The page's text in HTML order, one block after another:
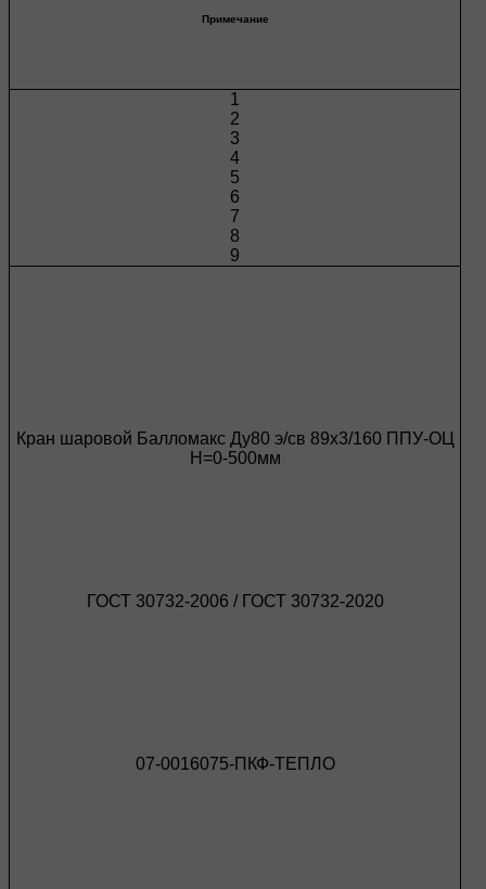
Примечание
1
2
3
4
5
6
7
8
9
Кран шаровой Балломакс Ду80 э/св 89х3/160 ППУ-ОЦ
H=0-500мм
ГОСТ 30732-2006 / ГОСТ 30732-2020
07-0016075-ПКФ-ТЕПЛО